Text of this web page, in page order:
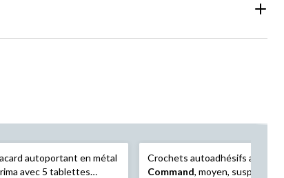
autoportant en métal
avec 5 tablettes
Crochets autoadhésifs
Command, moyen, suspension